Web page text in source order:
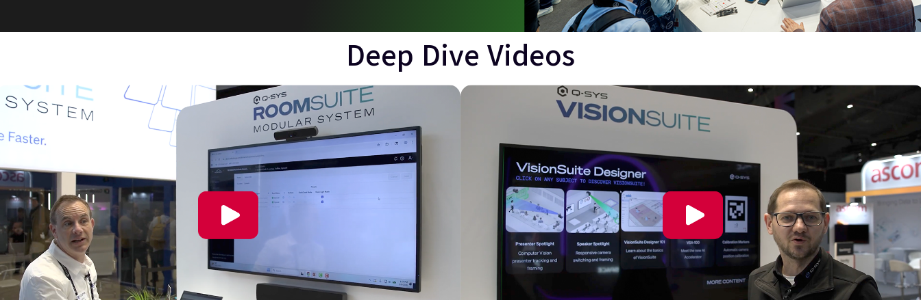
Deep Dive Videos